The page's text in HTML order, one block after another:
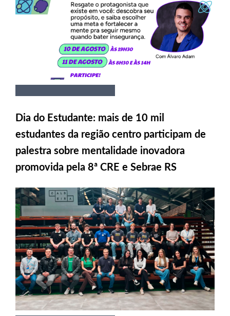
Dia do Estudante: mais de 10 mil
estudantes da região centro participam de
palestra sobre mentalidade inovadora
promovida pela 8ª CRE e Sebrae RS